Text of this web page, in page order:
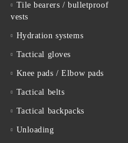
Tile bearers / bulletproof
vests
Hydration systems
Tactical gloves
Knee pads / Elbow pads
Tactical belts
Tactical backpacks
Unloading